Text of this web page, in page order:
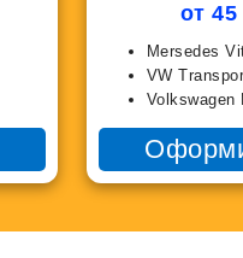
от
Mersedes
VW
Volkswagen